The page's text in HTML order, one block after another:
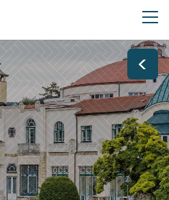
<